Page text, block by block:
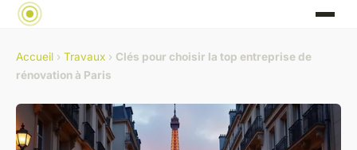
Accueil › Travaux › Clés pour choisir la top entreprise de
rénovation à Paris